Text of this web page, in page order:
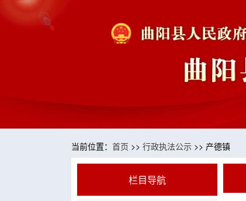
当前位置： 首页 >> 行政执法公示 >> 产德镇
栏目导航